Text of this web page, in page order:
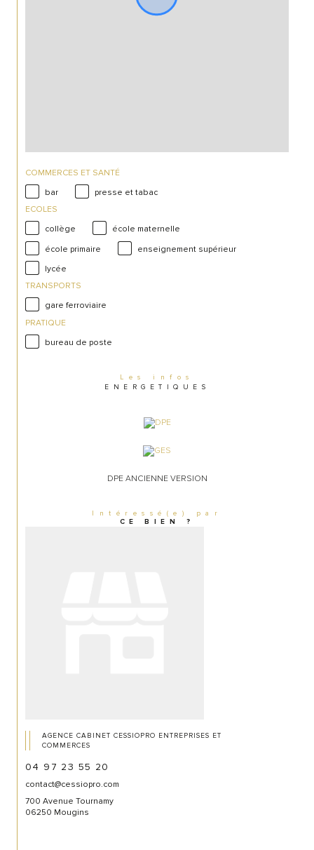
COMMERCES ET SANTÉ
bar
presse et tabac
ECOLES
collège
école maternelle
école primaire
enseignement supérieur
lycée
TRANSPORTS
gare ferroviaire
PRATIQUE
bureau de poste
Les infos
ENERGETIQUES
DPE ANCIENNE VERSION
Intéressé(e) par
CE BIEN ?
AGENCE CABINET CESSIOPRO ENTREPRISES ET
COMMERCES
04 97 23 55 20
contact@cessiopro.com
700 Avenue Tournamy
06250 Mougins